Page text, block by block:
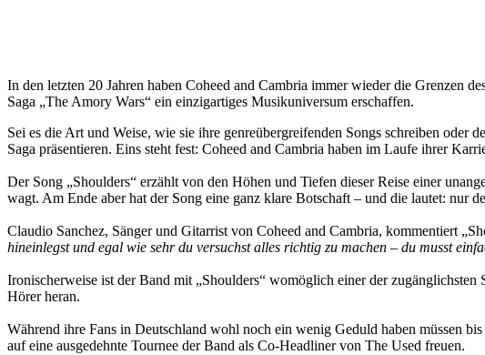
In den letzten 20 Jahren haben Coheed and Cambria immer wieder die Grenzen
Saga „The Amory Wars“ ein einzigartiges Musikuniversum erschaffen.
Sei es die Art und Weise, wie sie ihre genreübergreifenden Songs schreiben
Saga präsentieren. Eins steht fest: Coheed and Cambria haben im Laufe ihrer
Der Song „Shoulders“ erzählt von den Höhen und Tiefen dieser Reise einer
wagt. Am Ende aber hat der Song eine ganz klare Botschaft – und die lautet: nur
Claudio Sanchez, Sänger und Gitarrist von Coheed and Cambria, kommentiert
hineinlegst und egal wie sehr du versuchst alles richtig zu machen – du musst
Ironischerweise ist der Band mit „Shoulders“ womöglich einer der
Hörer heran.
Während ihre Fans in Deutschland wohl noch ein wenig Geduld haben müssen
auf eine ausgedehnte Tournee der Band als Co-Headliner von The Used freuen.